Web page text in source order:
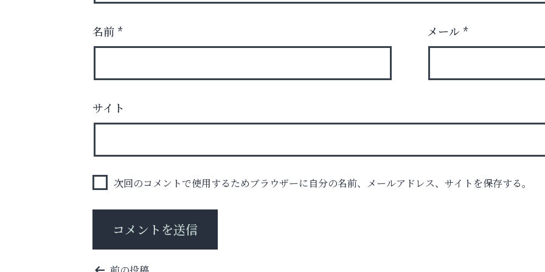
あなたらしく奏でる、音楽の時間
名前 * メール *
サイト
次回のコメントで使用するためブラウザーに自分の名前、メールアドレス、サイトを保存する。